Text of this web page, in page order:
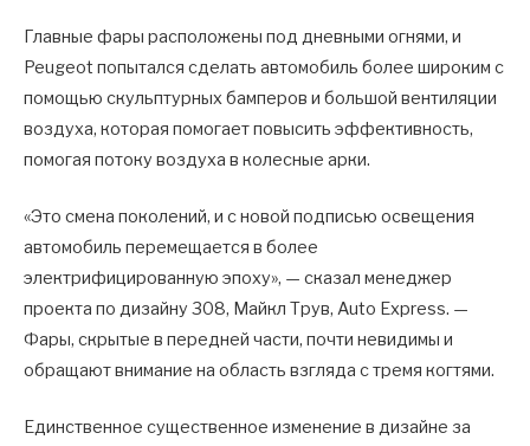
Главные фары расположены под дневными огнями, и
Peugeot попытался сделать автомобиль более широким с
помощью скульптурных бамперов и большой вентиляции
воздуха, которая помогает повысить эффективность,
помогая потоку воздуха в колесные арки.
«Это смена поколений, и с новой подписью освещения
автомобиль перемещается в более
электрифицированную эпоху», — сказал менеджер
проекта по дизайну 308, Майкл Трув, Auto Express. —
Фары, скрытые в передней части, почти невидимы и
обращают внимание на область взгляда с тремя когтями.
Единственное существенное изменение в дизайне за